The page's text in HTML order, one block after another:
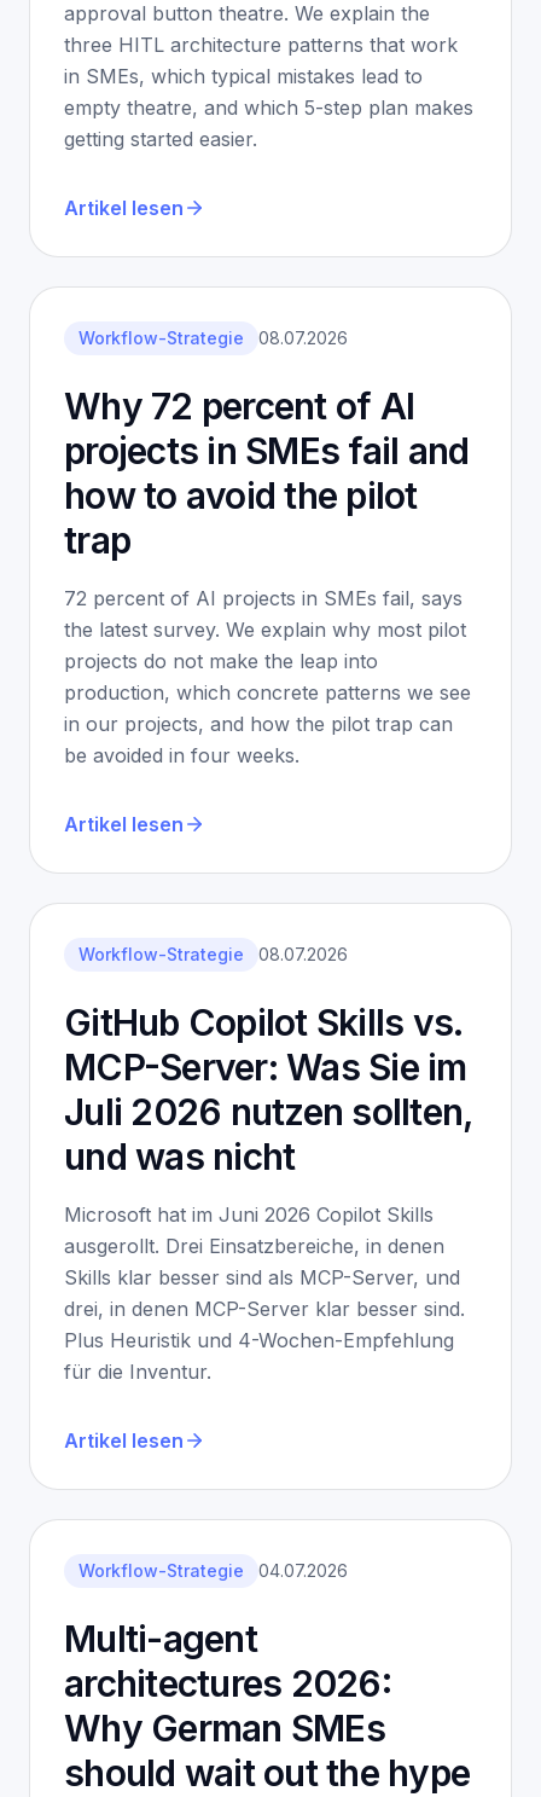
approval button theatre. We explain the
three HITL architecture patterns that work
in SMEs, which typical mistakes lead to
empty theatre, and which 5-step plan makes
getting started easier.
Artikel lesen
Workflow-Strategie 08.07.2026
Why 72 percent of AI
projects in SMEs fail and
how to avoid the pilot
trap
72 percent of AI projects in SMEs fail, says
the latest survey. We explain why most pilot
projects do not make the leap into
production, which concrete patterns we see
in our projects, and how the pilot trap can
be avoided in four weeks.
Artikel lesen
Workflow-Strategie 08.07.2026
GitHub Copilot Skills vs.
MCP-Server: Was Sie im
Juli 2026 nutzen sollten,
und was nicht
Microsoft hat im Juni 2026 Copilot Skills
ausgerollt. Drei Einsatzbereiche, in denen
Skills klar besser sind als MCP-Server, und
drei, in denen MCP-Server klar besser sind.
Plus Heuristik und 4-Wochen-Empfehlung
für die Inventur.
Artikel lesen
Workflow-Strategie 04.07.2026
Multi-agent
architectures 2026:
Why German SMEs
should wait out the hype